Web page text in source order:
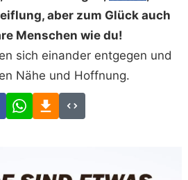
aber zum Glück auch
Menschen wie du!
sich einander entgegen und
Nähe und Hoffnung.